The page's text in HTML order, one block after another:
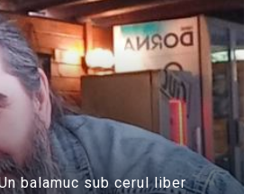
balamuc sub cerul liber